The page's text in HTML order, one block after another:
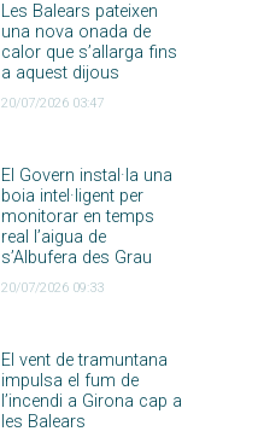
Les Balears pateixen
una nova onada de
calor que s’allarga fins
a aquest dijous
20/07/2026 03:47
El Govern instal·la una
boia intel·ligent per
monitorar en temps
real l’aigua de
s’Albufera des Grau
20/07/2026 09:33
El vent de tramuntana
impulsa el fum de
l’incendi a Girona cap a
les Balears